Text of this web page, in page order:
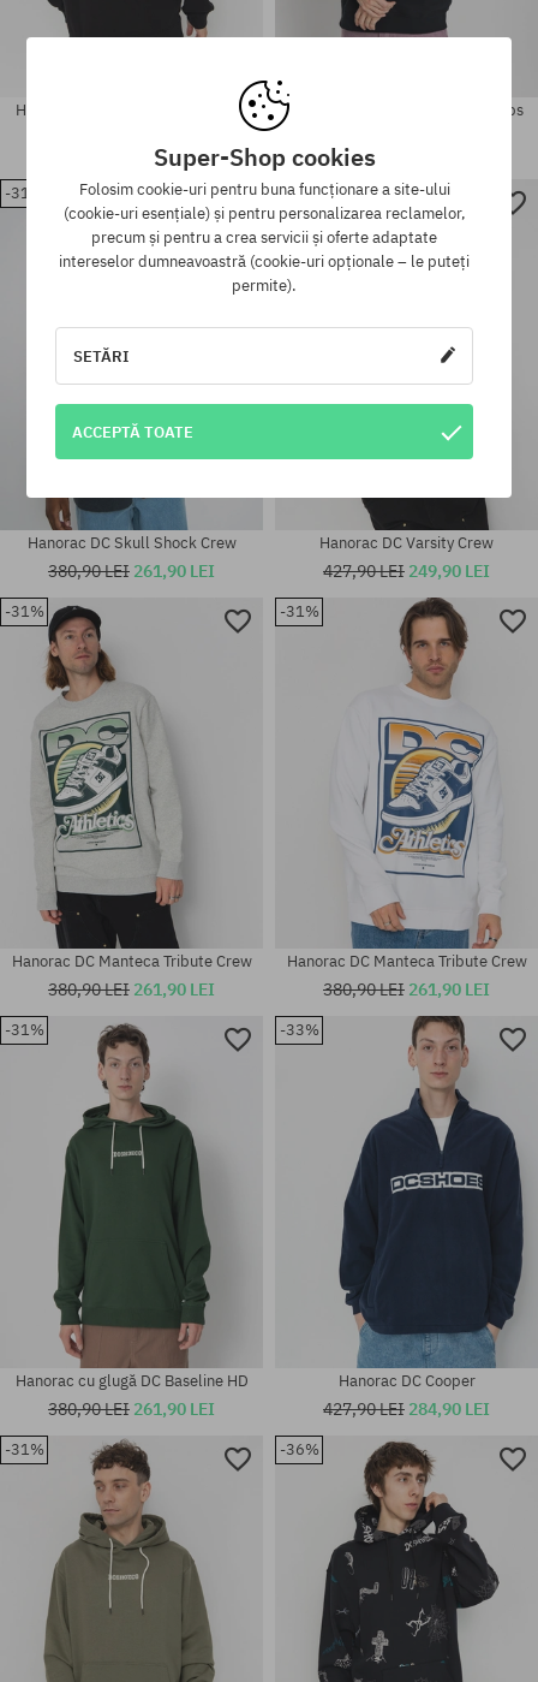
Mărimi existente:
Mărimi existente:
M
Mărimi existente:
Hanorac cu glugă DC Fast Bubble
296,90 LEI
Mărimi existente:
Hanorac cu glugă DC The Champs
427,90 LEI
-31%
Mărimi existente:
M; L; XL; XXL
Hanorac DC Skull Shock Crew
380,90 LEI 261,90 LEI
-41%
Hanorac DC Varsity Crew
427,90 LEI 249,90 LEI
-31%
Mărimi existente:
Hanorac DC Manteca Tribute Crew
380,90 LEI 261,90 LEI
-31%
Mărimi existente:
Hanorac DC Manteca Tribute Crew
380,90 LEI 261,90 LEI
-31%
Hanorac cu glugă DC Baseline HD
380,90 LEI 261,90 LEI
-33%
Hanorac DC Cooper
427,90 LEI 284,90 LEI
-31% -36%
Super-Shop cookies
Folosim cookie-uri pentru buna funcționare a site-ului
(cookie-uri esențiale) și pentru personalizarea reclamelor,
precum și pentru a crea servicii și oferte adaptate
intereselor dumneavoastră (cookie-uri opționale – le puteți
permite).
SETĂRI
ACCEPTĂ TOATE